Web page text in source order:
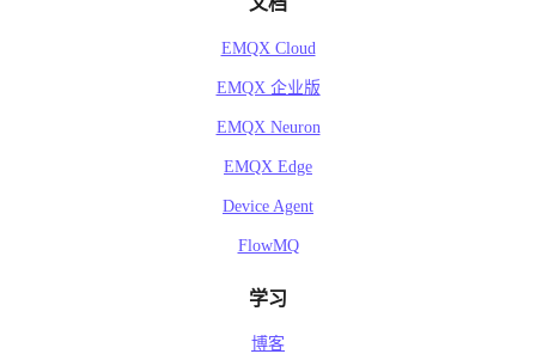
EMQX Cloud
EMQX 企业版
EMQX Neuron
EMQX Edge
Device Agent
FlowMQ
学习
博客